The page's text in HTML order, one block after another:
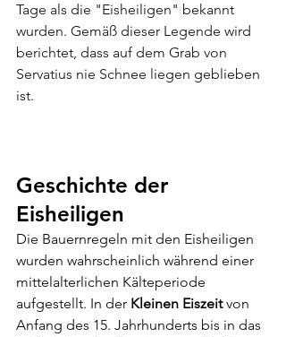
Tage als die "Eisheiligen" bekannt
wurden. Gemäß dieser Legende wird
berichtet, dass auf dem Grab von
Servatius nie Schnee liegen geblieben
ist.
Geschichte der
Eisheiligen
Die Bauernregeln mit den Eisheiligen
wurden wahrscheinlich während einer
mittelalterlichen Kälteperiode
aufgestellt. In der Kleinen Eiszeit von
Anfang des 15. Jahrhunderts bis in das